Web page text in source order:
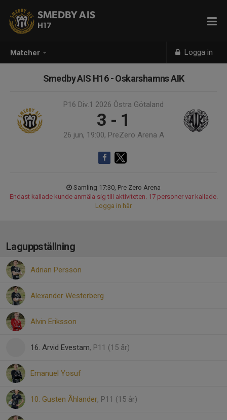
Matcher Logga in
SMEDBY AIS
H17
Smedby AIS H16 - Oskarshamns AIK
P16 Div.1 2026 Östra Götaland
3 - 1
26 jun, 19:00, PreZero Arena A
Samling 17:30, Pre Zero Arena
Endast kallade kunde anmäla sig till aktiviteten. 17 personer var kallade.
Logga in här
Laguppställning
Adrian Persson
Alexander Westerberg
Alvin Eriksson
16. Arvid Evestam, P11 (15 år)
Emanuel Yosuf
10. Gusten Åhlander, P11 (15 år)